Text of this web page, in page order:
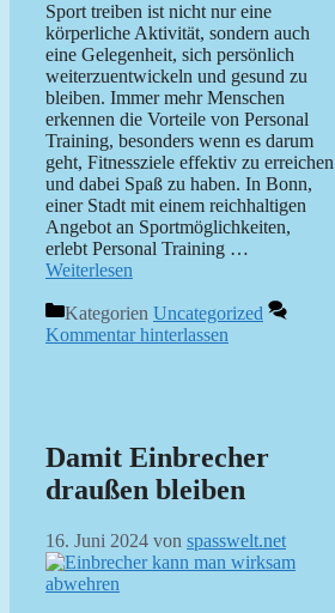
Sport treiben ist nicht nur eine
körperliche Aktivität, sondern auch
eine Gelegenheit, sich persönlich
weiterzuentwickeln und gesund zu
bleiben. Immer mehr Menschen
erkennen die Vorteile von Personal
Training, besonders wenn es darum
geht, Fitnessziele effektiv zu erreichen
und dabei Spaß zu haben. In Bonn,
einer Stadt mit einem reichhaltigen
Angebot an Sportmöglichkeiten,
erlebt Personal Training …
Weiterlesen
Kategorien Uncategorized
Kommentar hinterlassen
Damit Einbrecher
draußen bleiben
16. Juni 2024 von spasswelt.net